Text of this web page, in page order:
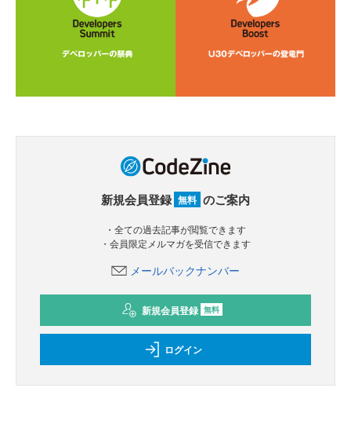
新規会員登録 無料 のご案内
・全ての過去記事が閲覧できます
・会員限定メルマガを受信できます
メールバックナンバー
新規会員登録 無料
ログイン